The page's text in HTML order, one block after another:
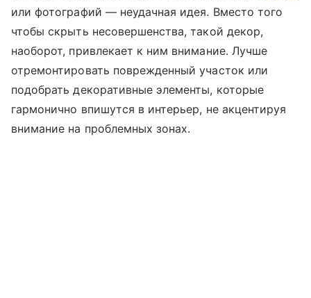
или фотографий — неудачная идея. Вместо того
чтобы скрыть несовершенства, такой декор,
наоборот, привлекает к ним внимание. Лучше
отремонтировать поврежденный участок или
подобрать декоративные элементы, которые
гармонично впишутся в интерьер, не акцентируя
внимание на проблемных зонах.